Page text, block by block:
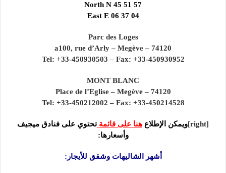
North N 45 51 57
East E 06 37 04
Parc des Loges
a100, rue d’Arly – Megève – 74120
Tel: +33-450930503 – Fax: +33-450930952
MONT BLANC
Place de l’Eglise – Megève – 74120
Tel: +33-450212002 – Fax: +33-450214528
[right] ويمكن الإطلاع هنا على قائمةتحتوي على فنادق ميجيف
وأسعارها:
أشهر الشاليهات وشقق للأيجار: